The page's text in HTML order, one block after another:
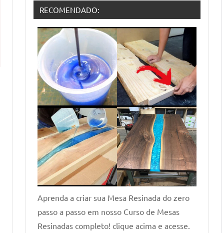
RECOMENDADO:
Aprenda a criar sua Mesa Resinada do zero
passo a passo em nosso Curso de Mesas
Resinadas completo! clique acima e acesse.